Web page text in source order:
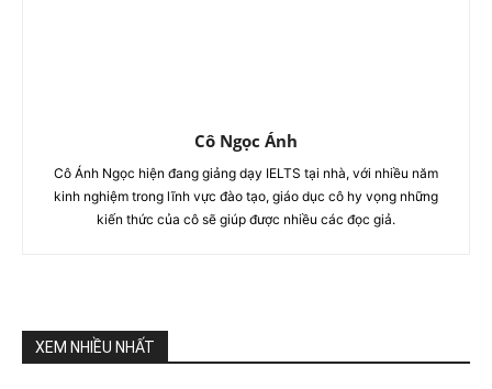
Cô Ngọc Ánh
Cô Ánh Ngọc hiện đang giảng dạy IELTS tại nhà, với nhiều năm
kinh nghiệm trong lĩnh vực đào tạo, giáo dục cô hy vọng những
kiến thức của cô sẽ giúp được nhiều các đọc giả.
XEM NHIỀU NHẤT